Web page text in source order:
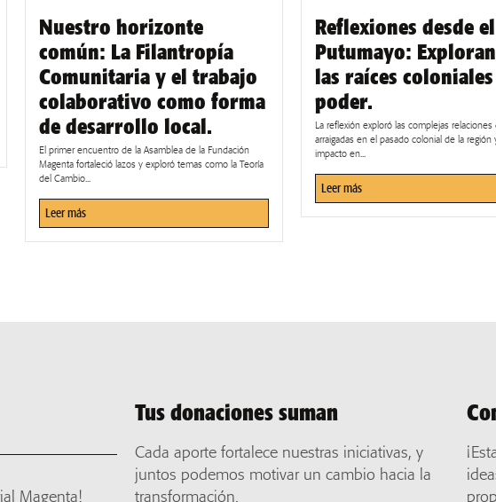
Nuestro horizonte
común: La Filantropía
Comunitaria y el trabajo
colaborativo como forma
de desarrollo local.
El primer encuentro de la Asamblea de la Fundación
Magenta fortaleció lazos y exploró temas como la Teoría
del Cambio...
Leer más
Reflexiones desde
Putumayo:
las raíces
poder.
La reflexión exploró las complejas
arraigadas en el pasado colonial de la región
impacto en...
Leer más
Magenta!
Tus donaciones suman
Cada aporte fortalece nuestras iniciativas, y
juntos podemos motivar un cambio hacia la
transformación.